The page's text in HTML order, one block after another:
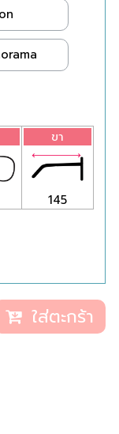
ขา
145
ใส่ตะกร้า